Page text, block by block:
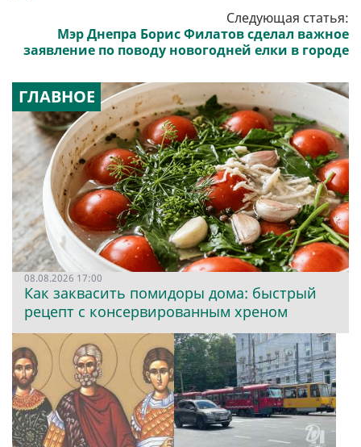
Следующая статья:
Мэр Днепра Борис Филатов сделал важное
заявление по поводу новогодней елки в городе
ГЛАВНОЕ
08.08.2026 17:00
Как заквасить помидоры дома: быстрый
рецепт с консервированным хреном